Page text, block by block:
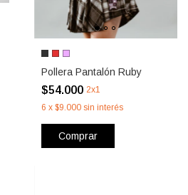
Pollera Pantalón Ruby
$54.000 2x1
6 x $9.000 sin interés
Comprar